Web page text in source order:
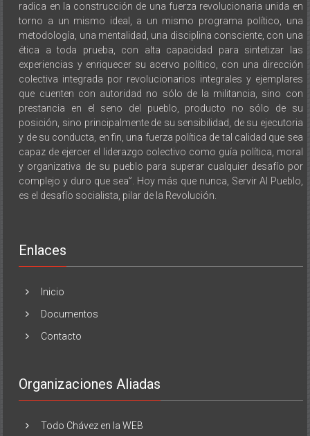
radica en la construcción de una fuerza revolucionaria unida en
torno a un mismo ideal, a un mismo programa político, una
metodología, una mentalidad, una disciplina consciente, con una
ética a toda prueba, con alta capacidad para sintetizar las
experiencias y enriquecer su acervo político, con una dirección
colectiva integrada por revolucionarios integrales y ejemplares
que cuenten con autoridad no sólo de la militancia, sino con
prestancia en el seno del pueblo, producto no sólo de su
posición, sino principalmente de su sensibilidad, de su ejecutoria
y de su conducta, en fin, una fuerza política de tal calidad que sea
capaz de ejercer el liderazgo colectivo como guía política, moral
y organizativa de su pueblo para superar cualquier desafío por
complejo y duro que sea”. Hoy más que nunca, Servir Al Pueblo,
es el desafío socialista, pilar de la Revolución.
Enlaces
Inicio
Documentos
Contacto
Organizaciones Aliadas
Todo Chávez en la WEB